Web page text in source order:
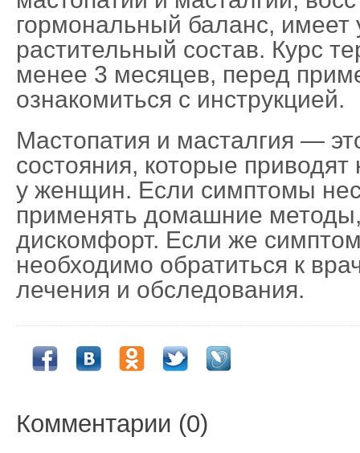
гормональный баланс, имеет
растительный состав. Курс
менее 3 месяцев, перед
ознакомиться с инструкцией.
Мастопатия и масталгия —
состояния, которые
у женщин. Если симптомы
применять домашние
дискомфорт. Если же
необходимо обратиться к
лечения и обследования.
Комментарии (0)